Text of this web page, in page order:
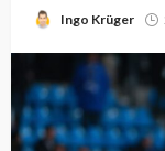
Ingo Krüger